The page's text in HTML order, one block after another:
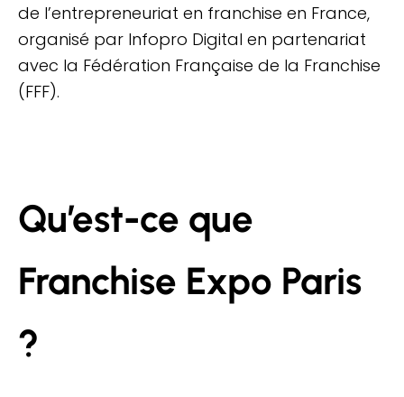
de l’entrepreneuriat en franchise en France,
organisé par Infopro Digital en partenariat
avec la Fédération Française de la Franchise
(FFF).
Qu’est-ce que
Franchise Expo Paris
?